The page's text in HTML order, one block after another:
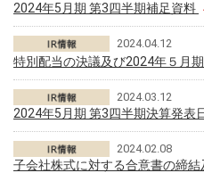
2024年5月期 第3四半期補足資料
2024.04.12
特別配当の決議及び2024年５月
2024.03.12
2024年5月期 第3四半期決算発表
2024.02.08
子会社株式に対する合意書の締